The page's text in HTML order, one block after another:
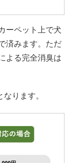
ーペット上で犬
済みます。ただ
よる完全消臭は
なります。